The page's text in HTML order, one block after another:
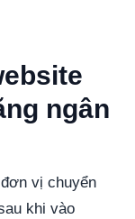
ngân
vị chuyển
khi vào